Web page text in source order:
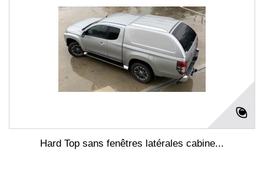
Hard Top sans fenêtres latérales cabine...